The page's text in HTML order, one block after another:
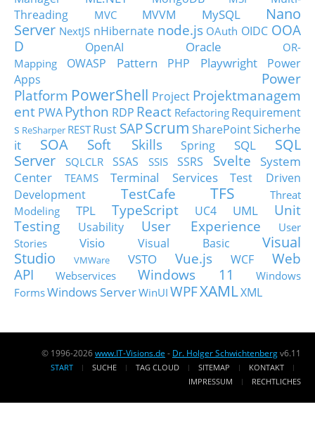
Threading
MVC MVVM MySQL
Nano
Server NextJS nHibernate node.js OAuth OIDC OOA
D
OpenAI Oracle
OR-
Mapping
OWASP Pattern PHP Playwright
Power
Apps
Power
Platform PowerShell Project Projektmanagem
ent PWA Python RDP React Refactoring Requirement
s ReSharper RESTRust SAPScrum SharePointSicherhe
it
SOA Soft Skills Spring SQL
SQL
Server
SQLCLR SSAS SSIS SSRS Svelte
System
Center
TEAMS Terminal Services
Test Driven
Development
TestCafe TFS
Threat
Modeling
TPL TypeScript UC4 UML
Unit
Testing
Usability User Experience
User
Stories
Visio Visual Basic
Visual
Studio
VMWare VSTO Vue.js WCF
Web
API
Webservices Windows 11
Windows
FormsWindows ServerWinUI WPFXAMLXML
© 1996-2026www.IT-Visions.de - Dr. Holger Schwichtenbergv6.11
START SUCHE TAG CLOUD SITEMAP
KONTAKT
IMPRESSUM
RECHTLICHES